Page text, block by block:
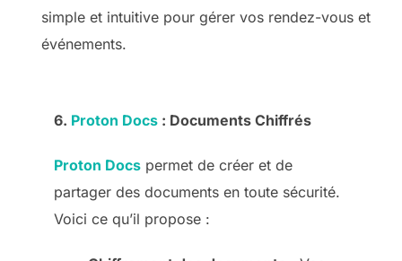
simple et intuitive pour gérer vos rendez-vous et
événements.
6. Proton Docs : Documents Chiffrés
Proton Docs permet de créer et de
partager des documents en toute sécurité.
Voici ce qu’il propose :